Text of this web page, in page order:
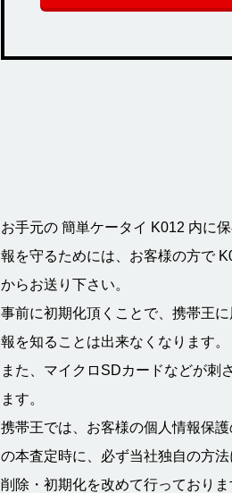
お手元の 簡単ケータイ K012 内に
報を守るためには、お客様の方で
からお送り下さい。
事前に初期化頂くことで、携帯王
報を知ることは出来なくなります。
また、マイクロSDカードなどが刺
ます。
携帯王では、お客様の個人情報保
の本査定時に、必ず当社独自の方法
削除・初期化を改めて行っておりま